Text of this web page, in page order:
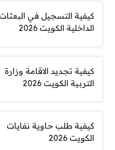
كيفية التسجيل في البعثات
الداخلية الكويت 2026
كيفية تجديد الاقامة وزارة
التربية الكويت 2026
كيفية طلب حاوية نفايات
الكويت 2026